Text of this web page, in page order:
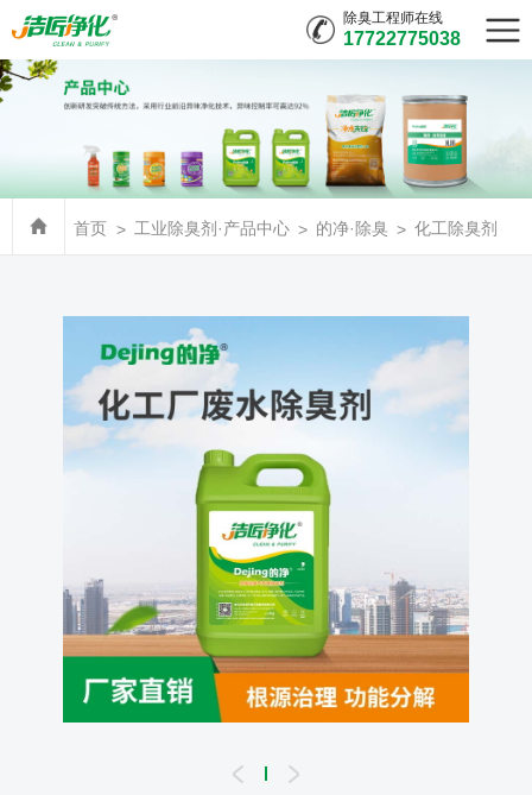
除臭工程师在线
17722775038
首页 工业除臭剂·产品中心 的净·除臭 化工除臭剂